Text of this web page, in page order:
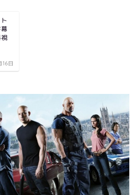
16日